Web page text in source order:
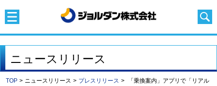
ニュースリリース
TOP > ニュースリリース > プレスリリース >
「乗換案内」アプリで「リアル